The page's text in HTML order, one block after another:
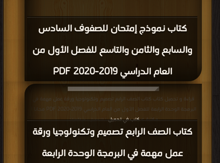
كتاب نموذج إمتحان للصفوف السادس
والسابع والثامن والتاسع للفصل الأول من
العام الدراسي 2019-2020 PDF
كتاب الصف الرابع تصميم وتكنولوجيا ورقة
عمل مهمة في البرمجة الوحدة الرابعة
قراءة و تحميل كتاب كتاب الصف الرابع تصميم وتكنولوجيا ورقة عمل مهمة في
البرمجة الوحدة الرابعة للفصل الأول من العام الدراسي 2019-2020 PDF مجانا |
مكتبة >كتب في تحميل| التحميل : مرة/مرات